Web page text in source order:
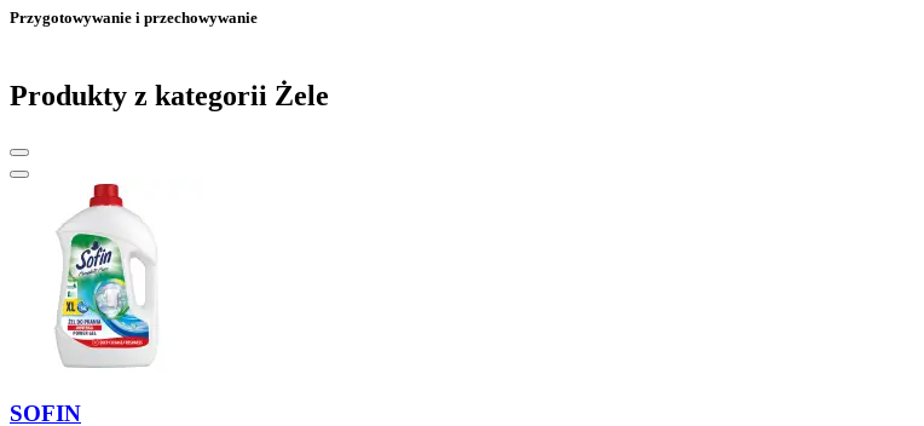
Przygotowywanie i przechowywanie
Produkty z kategorii Żele
SOFIN